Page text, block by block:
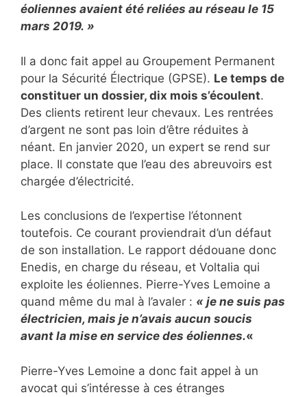
éoliennes avaient été reliées au réseau le 15
mars 2019. »
Il a donc fait appel au Groupement Permanent
pour la Sécurité Électrique (GPSE). Le temps de
constituer un dossier, dix mois s’écoulent.
Des clients retirent leur chevaux. Les rentrées
d’argent ne sont pas loin d’être réduites à
néant. En janvier 2020, un expert se rend sur
place. Il constate que l’eau des abreuvoirs est
chargée d’électricité.
Les conclusions de l’expertise l’étonnent
toutefois. Ce courant proviendrait d’un défaut
de son installation. Le rapport dédouane donc
Enedis, en charge du réseau, et Voltalia qui
exploite les éoliennes. Pierre-Yves Lemoine a
quand même du mal à l’avaler : « je ne suis pas
électricien, mais je n’avais aucun soucis
avant la mise en service des éoliennes.«
Pierre-Yves Lemoine a donc fait appel à un
avocat qui s’intéresse à ces étranges